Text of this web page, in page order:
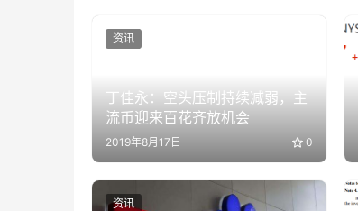
丁佳永：空头压制持续减弱，主
流币迎来百花齐放机会
2019年8月17日 0
资讯
资讯